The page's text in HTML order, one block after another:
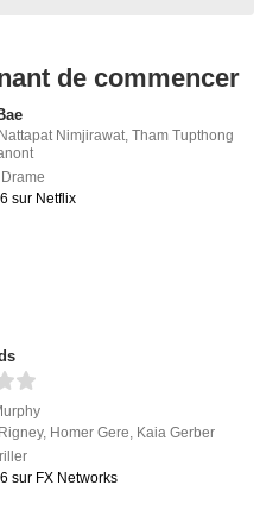
de commencer
Nimjirawat,Tham Tupthong
Drame
sur Netflix
, Homer Gere, Kaia Gerber
sur FX Networks